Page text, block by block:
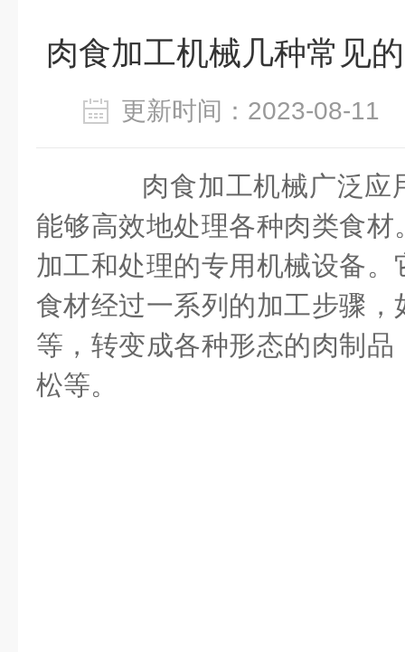
肉食加工机械几种常见
更新时间：2023-08-
肉食加工机械广泛应
能够高效地处理各种肉类食
加工和处理的专用机械设备
食材经过一系列的加工步骤
等，转变成各种形态的肉制
松等。